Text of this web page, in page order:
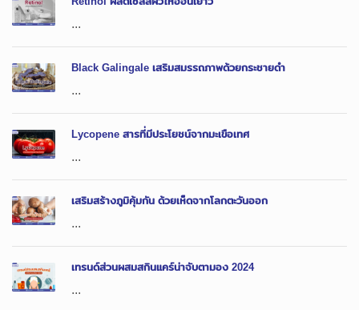
...
Black Galingale เสริมสมรรถภาพด้วยกระชายดำ
...
Lycopene สารที่มีประโยชน์จากมะเขือเทศ
...
เสริมสร้างภูมิคุ้มกัน ด้วยเห็ดจากโลกตะวันออก
...
เทรนด์ส่วนผสมสกินแคร์น่าจับตามอง 2024
...